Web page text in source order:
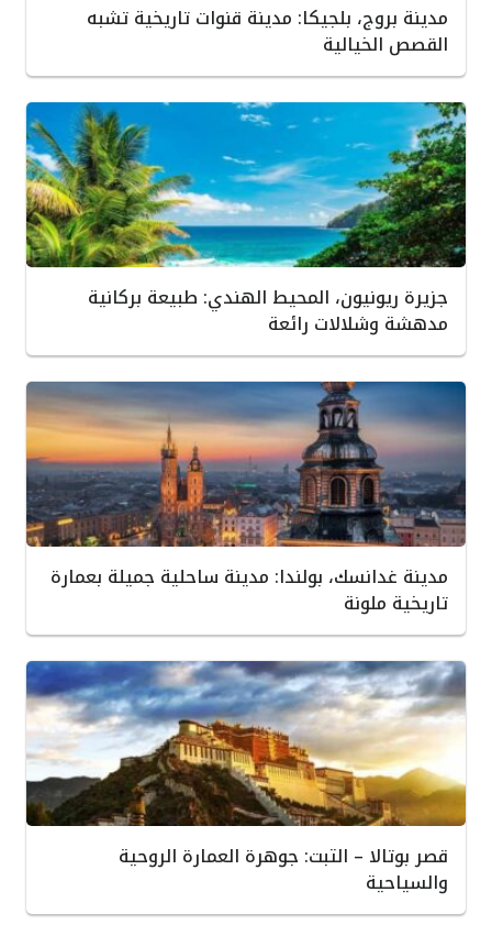
مدينة بروج، بلجيكا: مدينة قنوات تاريخية تشبه
القصص الخيالية
جزيرة ريونيون، المحيط الهندي: طبيعة بركانية
مدهشة وشلالات رائعة
مدينة غدانسك، بولندا: مدينة ساحلية جميلة بعمارة
تاريخية ملونة
قصر بوتالا – التبت: جوهرة العمارة الروحية
والسياحية